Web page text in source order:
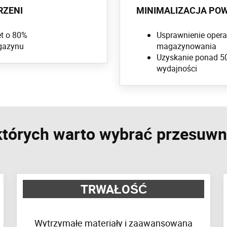
o 80%
MINIMALIZACJA
Usprawnienie
magazynowania
Uzyskanie ponad
wydajności
warto wybrać
TRWAŁOŚĆ
Wytrzymałe materiały i zaawansowana